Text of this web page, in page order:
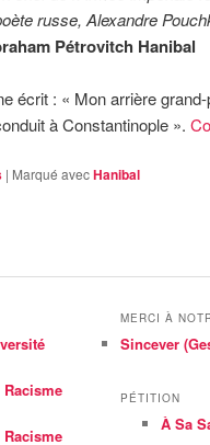
russe, Alexandre
Pétrovitch Hanibal
écrit : « Mon arrière grand-
à Constantinople ».
| Marqué avecHanibal
MERCI À
Sincever
PÉTITION
À Sa